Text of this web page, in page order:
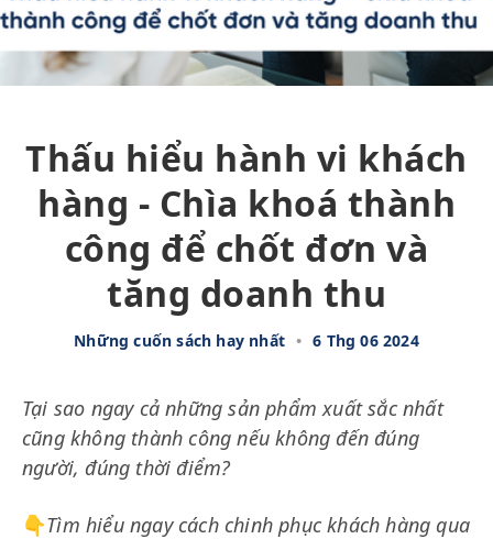
Thấu hiểu hành vi khách
hàng - Chìa khoá thành
công để chốt đơn và
tăng doanh thu
Những cuốn sách hay nhất • 6 Thg 06 2024
Tại sao ngay cả những sản phẩm xuất sắc nhất
cũng không thành công nếu không đến đúng
người, đúng thời điểm?
👇Tìm hiểu ngay cách chinh phục khách hàng qua